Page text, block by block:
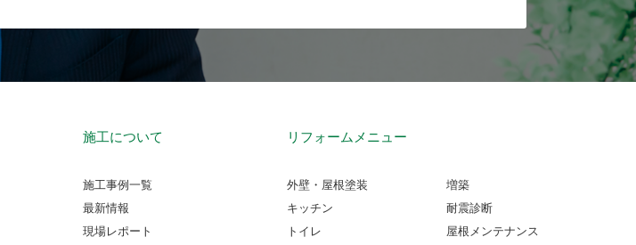
施工について
施工事例一覧
最新情報
現場レポート
リフォームメニュー
外壁・屋根塗装
キッチン
トイレ
増築
耐震診断
屋根メンテナンス